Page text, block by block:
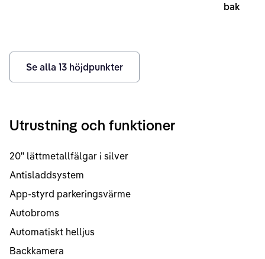
bak
Se alla 13 höjdpunkter
Utrustning och funktioner
20" lättmetallfälgar i silver
Antisladdsystem
App-styrd parkeringsvärme
Autobroms
Automatiskt helljus
Backkamera